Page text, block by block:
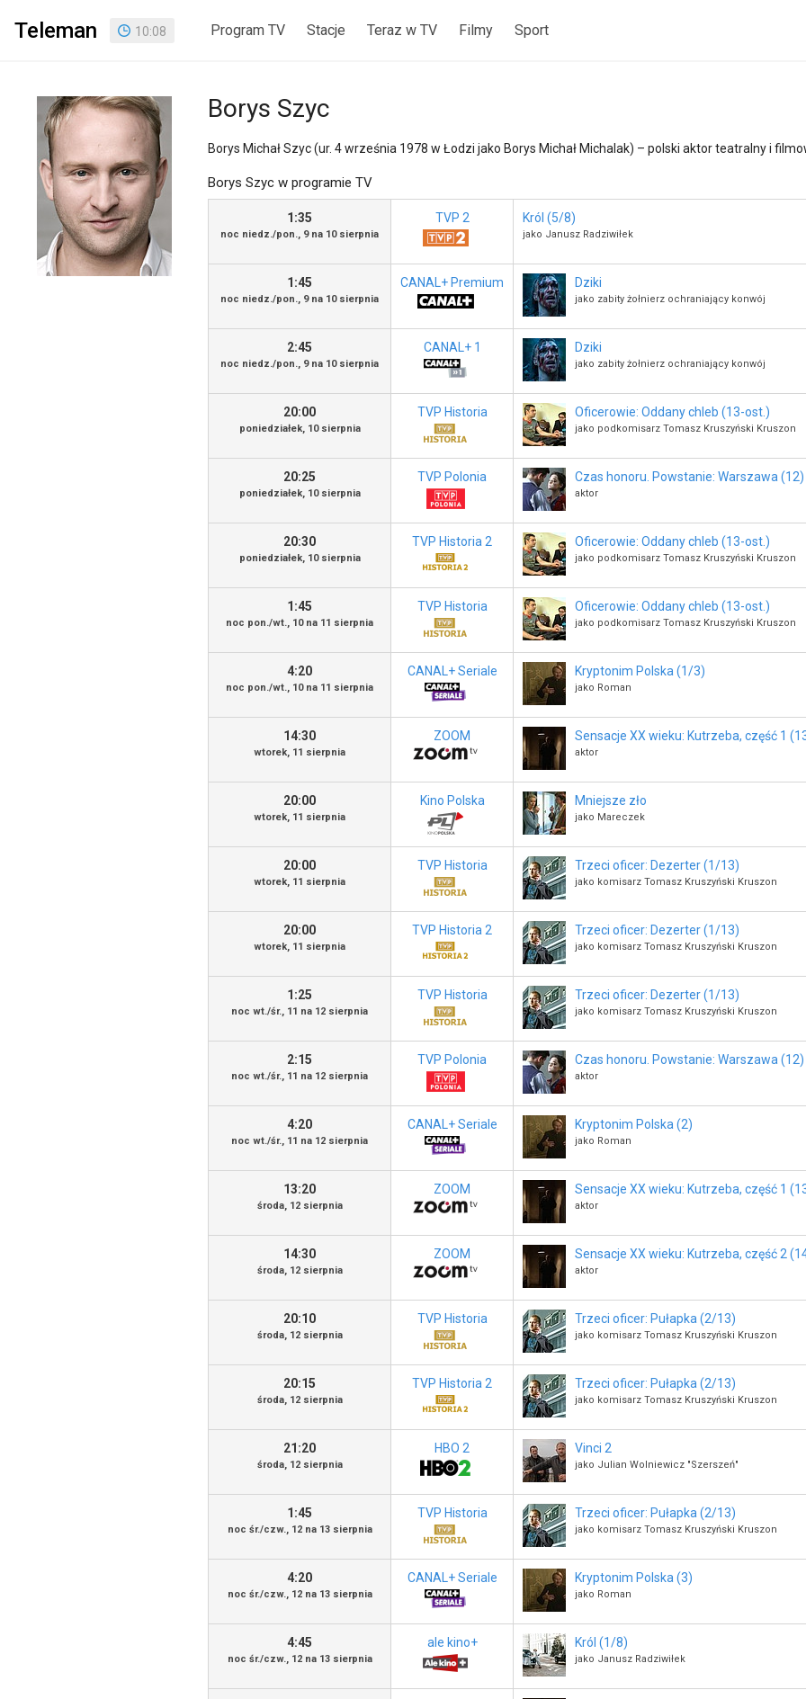
Teleman 10:08 Program TV Stacje Teraz w TV Filmy Sport
Borys Szyc
Borys Michał Szyc (ur. 4 września 1978 w Łodzi jako Borys Michał Michalak) – polski aktor teatralny i
Borys Szyc w programie TV
1:35
noc niedz./pon., 9 na 10 sierpnia
TVP 2 Król (5/8)
jako Janusz Radziwiłek
1:45
noc niedz./pon., 9 na 10 sierpnia
CANAL+ Premium Dziki
jako zabity żołnierz ochraniający konwój
2:45
noc niedz./pon., 9 na 10 sierpnia
CANAL+ 1 Dziki
jako zabity żołnierz ochraniający konwój
20:00
poniedziałek, 10 sierpnia
TVP Historia Oficerowie: Oddany chleb (13-ost.)
jako podkomisarz Tomasz Kruszyński Kruszon
20:25
poniedziałek, 10 sierpnia
TVP Polonia Czas honoru. Powstanie: Warszawa (12)
aktor
20:30
poniedziałek, 10 sierpnia
TVP Historia 2 Oficerowie: Oddany chleb (13-ost.)
jako podkomisarz Tomasz Kruszyński Kruszon
1:45
noc pon./wt., 10 na 11 sierpnia
TVP Historia Oficerowie: Oddany chleb (13-ost.)
jako podkomisarz Tomasz Kruszyński Kruszon
4:20
noc pon./wt., 10 na 11 sierpnia
CANAL+ Seriale Kryptonim Polska (1/3)
jako Roman
14:30
wtorek, 11 sierpnia
ZOOM Sensacje XX wieku: Kutrzeba, część 1
aktor
20:00
wtorek, 11 sierpnia
Kino Polska Mniejsze zło
jako Mareczek
20:00
wtorek, 11 sierpnia
TVP Historia Trzeci oficer: Dezerter (1/13)
jako komisarz Tomasz Kruszyński Kruszon
20:00
wtorek, 11 sierpnia
TVP Historia 2 Trzeci oficer: Dezerter (1/13)
jako komisarz Tomasz Kruszyński Kruszon
1:25
noc wt./śr., 11 na 12 sierpnia
TVP Historia Trzeci oficer: Dezerter (1/13)
jako komisarz Tomasz Kruszyński Kruszon
2:15
noc wt./śr., 11 na 12 sierpnia
TVP Polonia Czas honoru. Powstanie: Warszawa (12)
aktor
4:20
noc wt./śr., 11 na 12 sierpnia
CANAL+ Seriale Kryptonim Polska (2)
jako Roman
13:20
środa, 12 sierpnia
ZOOM Sensacje XX wieku: Kutrzeba, część 1
aktor
14:30
środa, 12 sierpnia
ZOOM Sensacje XX wieku: Kutrzeba, część 2
aktor
20:10
środa, 12 sierpnia
TVP Historia Trzeci oficer: Pułapka (2/13)
jako komisarz Tomasz Kruszyński Kruszon
20:15
środa, 12 sierpnia
TVP Historia 2 Trzeci oficer: Pułapka (2/13)
jako komisarz Tomasz Kruszyński Kruszon
21:20
środa, 12 sierpnia
HBO 2 Vinci 2
jako Julian Wolniewicz "Szerszeń"
1:45
noc śr./czw., 12 na 13 sierpnia
TVP Historia Trzeci oficer: Pułapka (2/13)
jako komisarz Tomasz Kruszyński Kruszon
4:20
noc śr./czw., 12 na 13 sierpnia
CANAL+ Seriale Kryptonim Polska (3)
jako Roman
4:45
noc śr./czw., 12 na 13 sierpnia
ale kino+ Król (1/8)
jako Janusz Radziwiłek